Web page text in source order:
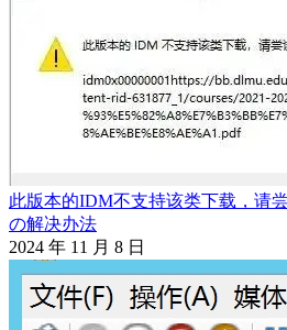
此版本的IDM不支持该类下载，请
の解决办法
2024 年 11 月 8 日